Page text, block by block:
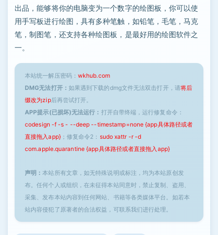
出品，能够将你的电脑变为一个数字的绘图板，你可以使
用手写板进行绘图，具有多种笔触，如铅笔，毛笔，马克
笔，制图笔，还支持各种绘图板，是最好用的绘图软件之
一。
本站统一解压密码： wkhub.com
DMG无法打开： 如果遇到下载的dmg文件无法双击打开，请将后
缀改为zip后再尝试打开。
APP提示(已损坏)无法运行： 打开自带终端，运行修复命令：
codesign -f -s - --deep --timestamp=none {app具体路径或者
直接拖入app}；修复命令2： sudo xattr -r -d
com.apple.quarantine {app具体路径或者直接拖入app}
声明：本站所有文章，如无特殊说明或标注，均为本站原创发
布。任何个人或组织，在未征得本站同意时，禁止复制、盗用、
采集、发布本站内容到任何网站、书籍等各类媒体平台。如若本
站内容侵犯了原著者的合法权益，可联系我们进行处理。